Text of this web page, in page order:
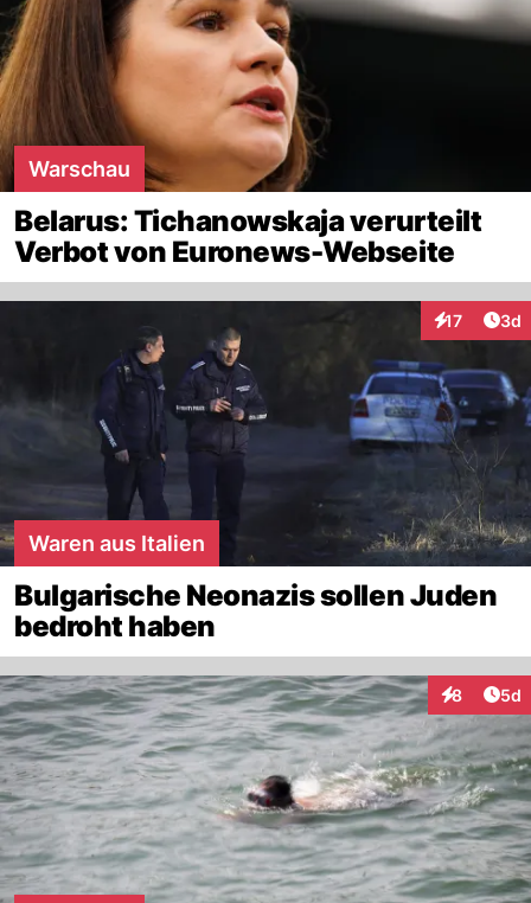
Warschau
Belarus: Tichanowskaja verurteilt
Verbot von Euronews-Webseite
17 3d
Waren aus Italien
Bulgarische Neonazis sollen Juden
bedroht haben
8 5d